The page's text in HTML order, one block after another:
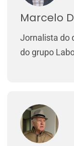
Marcelo
Jornalista do
do grupo